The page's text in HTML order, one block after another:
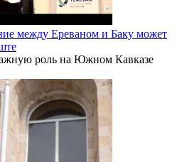
между Ереваном и Баку может
роль на Южном Кавказе